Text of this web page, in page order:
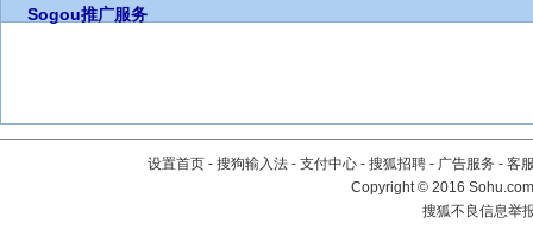
Sogou推广服务
设置首页 - 搜狗输入法 - 支付中心 - 搜狐招聘 - 广告服务 - 客
Copyright©2016
搜狐不良信息举